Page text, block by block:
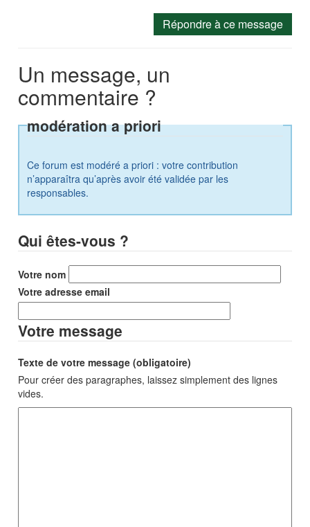
Répondre à ce message
Un message, un
commentaire ?
modération a priori
Ce forum est modéré a priori : votre contribution
n’apparaîtra qu’après avoir été validée par les
responsables.
Qui êtes-vous ?
Votre nom
Votre adresse email
Votre message
Texte de votre message (obligatoire)
Pour créer des paragraphes, laissez simplement des lignes
vides.